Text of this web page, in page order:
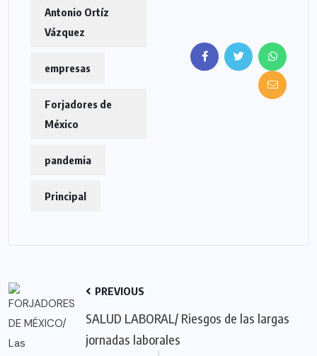
Antonio Ortíz
Vázquez
empresas
Forjadores de
México
pandemia
Principal
PREVIOUS
SALUD LABORAL/ Riesgos de las largas
jornadas laborales